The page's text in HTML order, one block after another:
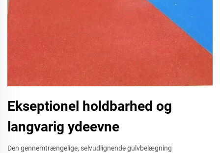
Ekseptionel holdbarhed og
langvarig ydeevne
Den gennemtrængelige, selvudlignende gulvbelægning